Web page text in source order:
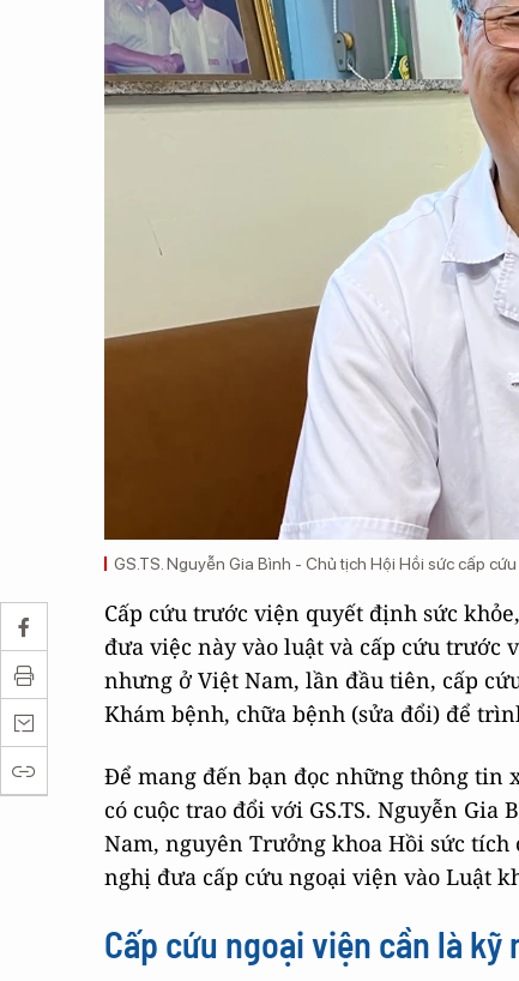
GS.TS. Nguyễn Gia Bình - Chủ tịch Hội Hồi sức cấp
Cấp cứu trước viện quyết định sức
đưa việc này vào luật và cấp cứu
nhưng ở Việt Nam, lần đầu tiên, cấp
Khám bệnh, chữa bệnh (sửa đổi) để
Để mang đến bạn đọc những thông tin
có cuộc trao đổi với GS.TS. Nguyễn
Nam, nguyên Trưởng khoa Hồi sức
nghị đưa cấp cứu ngoại viện vào Luật
Cấp cứu ngoại viện cần là kỹ